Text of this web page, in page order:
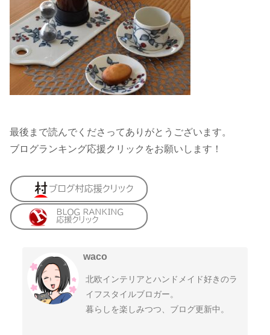
最後まで読んでくださってありがとうございます。
ブログランキング応援クリックをお願いします！
waco
北欧インテリアとハンドメイド好きのラ
イフスタイルブロガー。
暮らしを楽しみつつ、ブログ更新中。